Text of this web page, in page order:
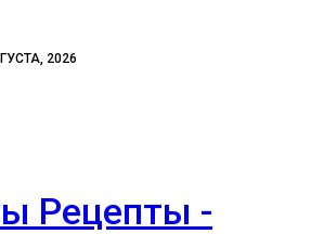
2026
Рецепты -